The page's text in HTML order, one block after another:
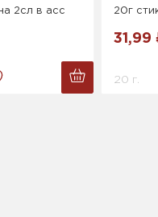
2сл в асс
20г
31,99
20 г.